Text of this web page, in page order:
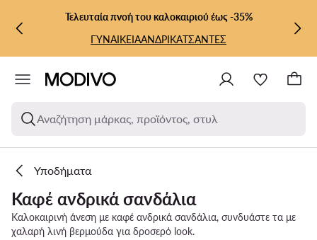
ΜΕΤΆΒΑΣΗ ΣΤΟ ΚΎΡΙΟ ΠΕΡΙΕΧΌΜΕΝΟ
ΜΕΤΆΒΑΣΗ ΣΤΗΝ ΑΝΑΖΉΤΗΣΗ
Τελευταία πνοή του καλοκαιριού έως -35%
ΓΥΝΑΙΚΕΙΑΑΝΔΡΙΚΑΤΣΑΝΤΕΣ
Αναζήτηση μάρκας, προϊόντος, στυλ
Υποδήματα
Καφέ ανδρικά σανδάλια
Καλοκαιρινή άνεση με καφέ ανδρικά σανδάλια, συνδυάστε τα με
χαλαρή λινή βερμούδα για δροσερό look.